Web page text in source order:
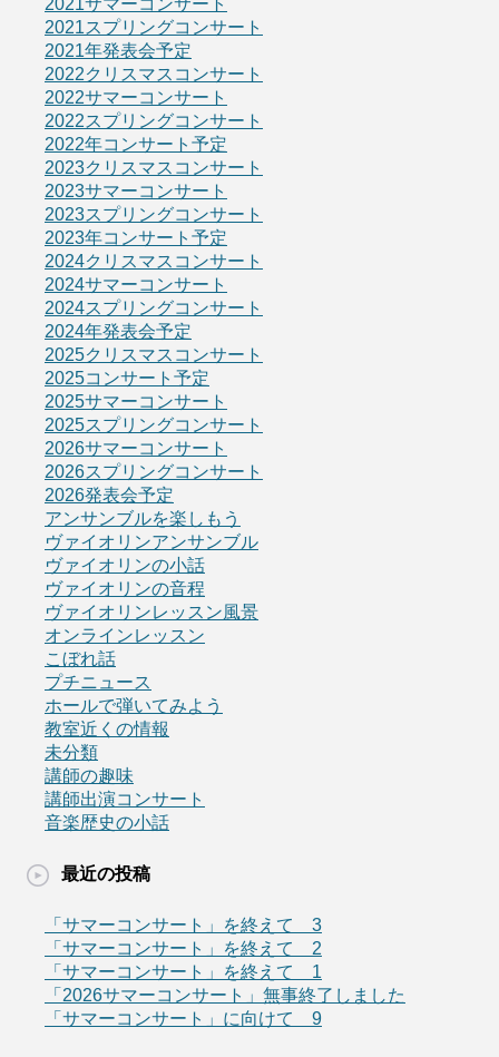
2021スプリングコンサート
2021年発表会予定
2022クリスマスコンサート
2022サマーコンサート
2022スプリングコンサート
2022年コンサート予定
2023クリスマスコンサート
2023サマーコンサート
2023スプリングコンサート
2023年コンサート予定
2024クリスマスコンサート
2024サマーコンサート
2024スプリングコンサート
2024年発表会予定
2025クリスマスコンサート
2025コンサート予定
2025サマーコンサート
2025スプリングコンサート
2026サマーコンサート
2026スプリングコンサート
2026発表会予定
アンサンブルを楽しもう
ヴァイオリンアンサンブル
ヴァイオリンの小話
ヴァイオリンの音程
ヴァイオリンレッスン風景
オンラインレッスン
こぼれ話
プチニュース
ホールで弾いてみよう
教室近くの情報
未分類
講師の趣味
講師出演コンサート
音楽歴史の小話
最近の投稿
「サマーコンサート」を終えて 3
「サマーコンサート」を終えて 2
「サマーコンサート」を終えて 1
「2026サマーコンサート」無事終了しました
「サマーコンサート」に向けて 9